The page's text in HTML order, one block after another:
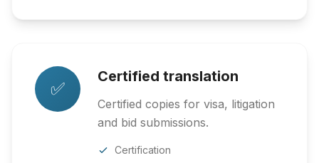
✅
Certified translation
Certified copies for visa, litigation
and bid submissions.
Certification